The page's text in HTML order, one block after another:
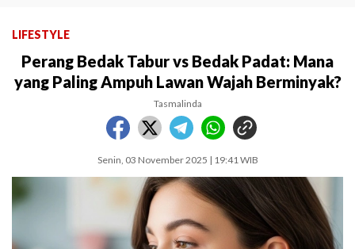
LIFESTYLE
Perang Bedak Tabur vs Bedak Padat: Mana
yang Paling Ampuh Lawan Wajah Berminyak?
Tasmalinda
Senin, 03 November 2025 | 19:41 WIB